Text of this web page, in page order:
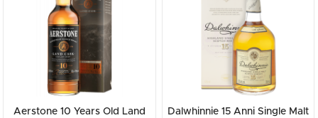
Aerstone 10 Years Old Land
Dalwhinnie 15 Anni Single Malt